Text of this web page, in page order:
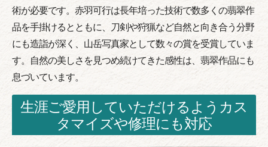
術が必要です。赤羽可行は長年培った技術で数多くの翡翠作
品を手掛けるとともに、刀剣や狩猟など自然と向き合う分野
にも造詣が深く、山岳写真家として数々の賞を受賞していま
す。自然の美しさを見つめ続けてきた感性は、翡翠作品にも
息づいています。
生涯ご愛用していただけるようカス
タマイズや修理にも対応